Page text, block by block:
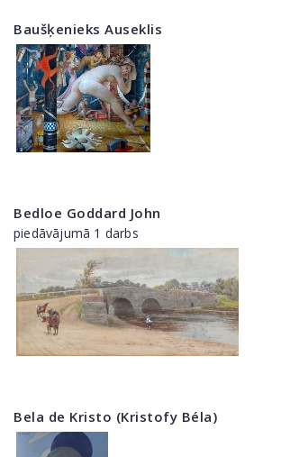
Baušķenieks Auseklis
Bedloe Goddard John
piedāvājumā 1 darbs
Bela de Kristo (Kristofy Béla)